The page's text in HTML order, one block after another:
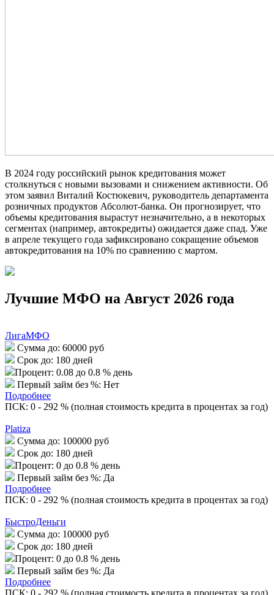
В 2024 году российский рынок кредитования может
столкнуться с новыми вызовами и снижением активности. Об
этом заявил Виталий Костюкевич, руководитель департамента
розничных продуктов Абсолют-банка. Он прогнозирует, что
объемы кредитования вырастут незначительно, а в некоторых
сегментах (например, автокредиты) ожидается даже спад. Уже
в апреле текущего года зафиксировано сокращение объемов
автокредитования на 10% по сравнению с мартом.
Лучшие МФО на Август 2026 года
ЛигаМФО
Сумма до: 60000 руб
Срок до: 180 дней
Процент: 0.08 до 0.8 % день
Первый займ без %: Нет
Подробнее
ПСК: 0 - 292 % (полная стоимость кредита в процентах за год)
Platiza
Сумма до: 100000 руб
Срок до: 180 дней
Процент: 0 до 0.8 % день
Первый займ без %: Да
Подробнее
ПСК: 0 - 292 % (полная стоимость кредита в процентах за год)
БыстроДеньги
Сумма до: 100000 руб
Срок до: 180 дней
Процент: 0 до 0.8 % день
Первый займ без %: Да
Подробнее
ПСК: 0 - 292 % (полная стоимость кредита в процентах за год)